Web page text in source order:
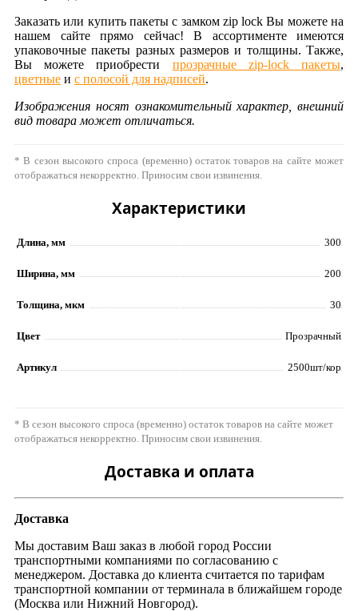
Заказать или купить пакеты с замком zip lock Вы можете на
нашем сайте прямо сейчас! В ассортименте имеются
упаковочные пакеты разных размеров и толщины. Также,
Вы можете приобрести прозрачные zip-lock пакеты,
цветные и с полосой для надписей.
Изображения носят ознакомительный характер, внешний
вид товара может отличаться.
* В сезон высокого спроса (временно) остаток товаров на сайте может
отображаться некорректно. Приносим свои извинения.
Характеристики
Длина, мм 300
Ширина, мм 200
Толщина, мкм 30
Цвет Прозрачный
Артикул 2500шт/кор
* В сезон высокого спроса (временно) остаток товаров на сайте может
отображаться некорректно. Приносим свои извинения.
Доставка и оплата
Доставка
Мы доставим Ваш заказ в любой город России
транспортными компаниями по согласованию с
менеджером. Доставка до клиента считается по тарифам
транспортной компании от терминала в ближайшем городе
(Москва или Нижний Новгород).